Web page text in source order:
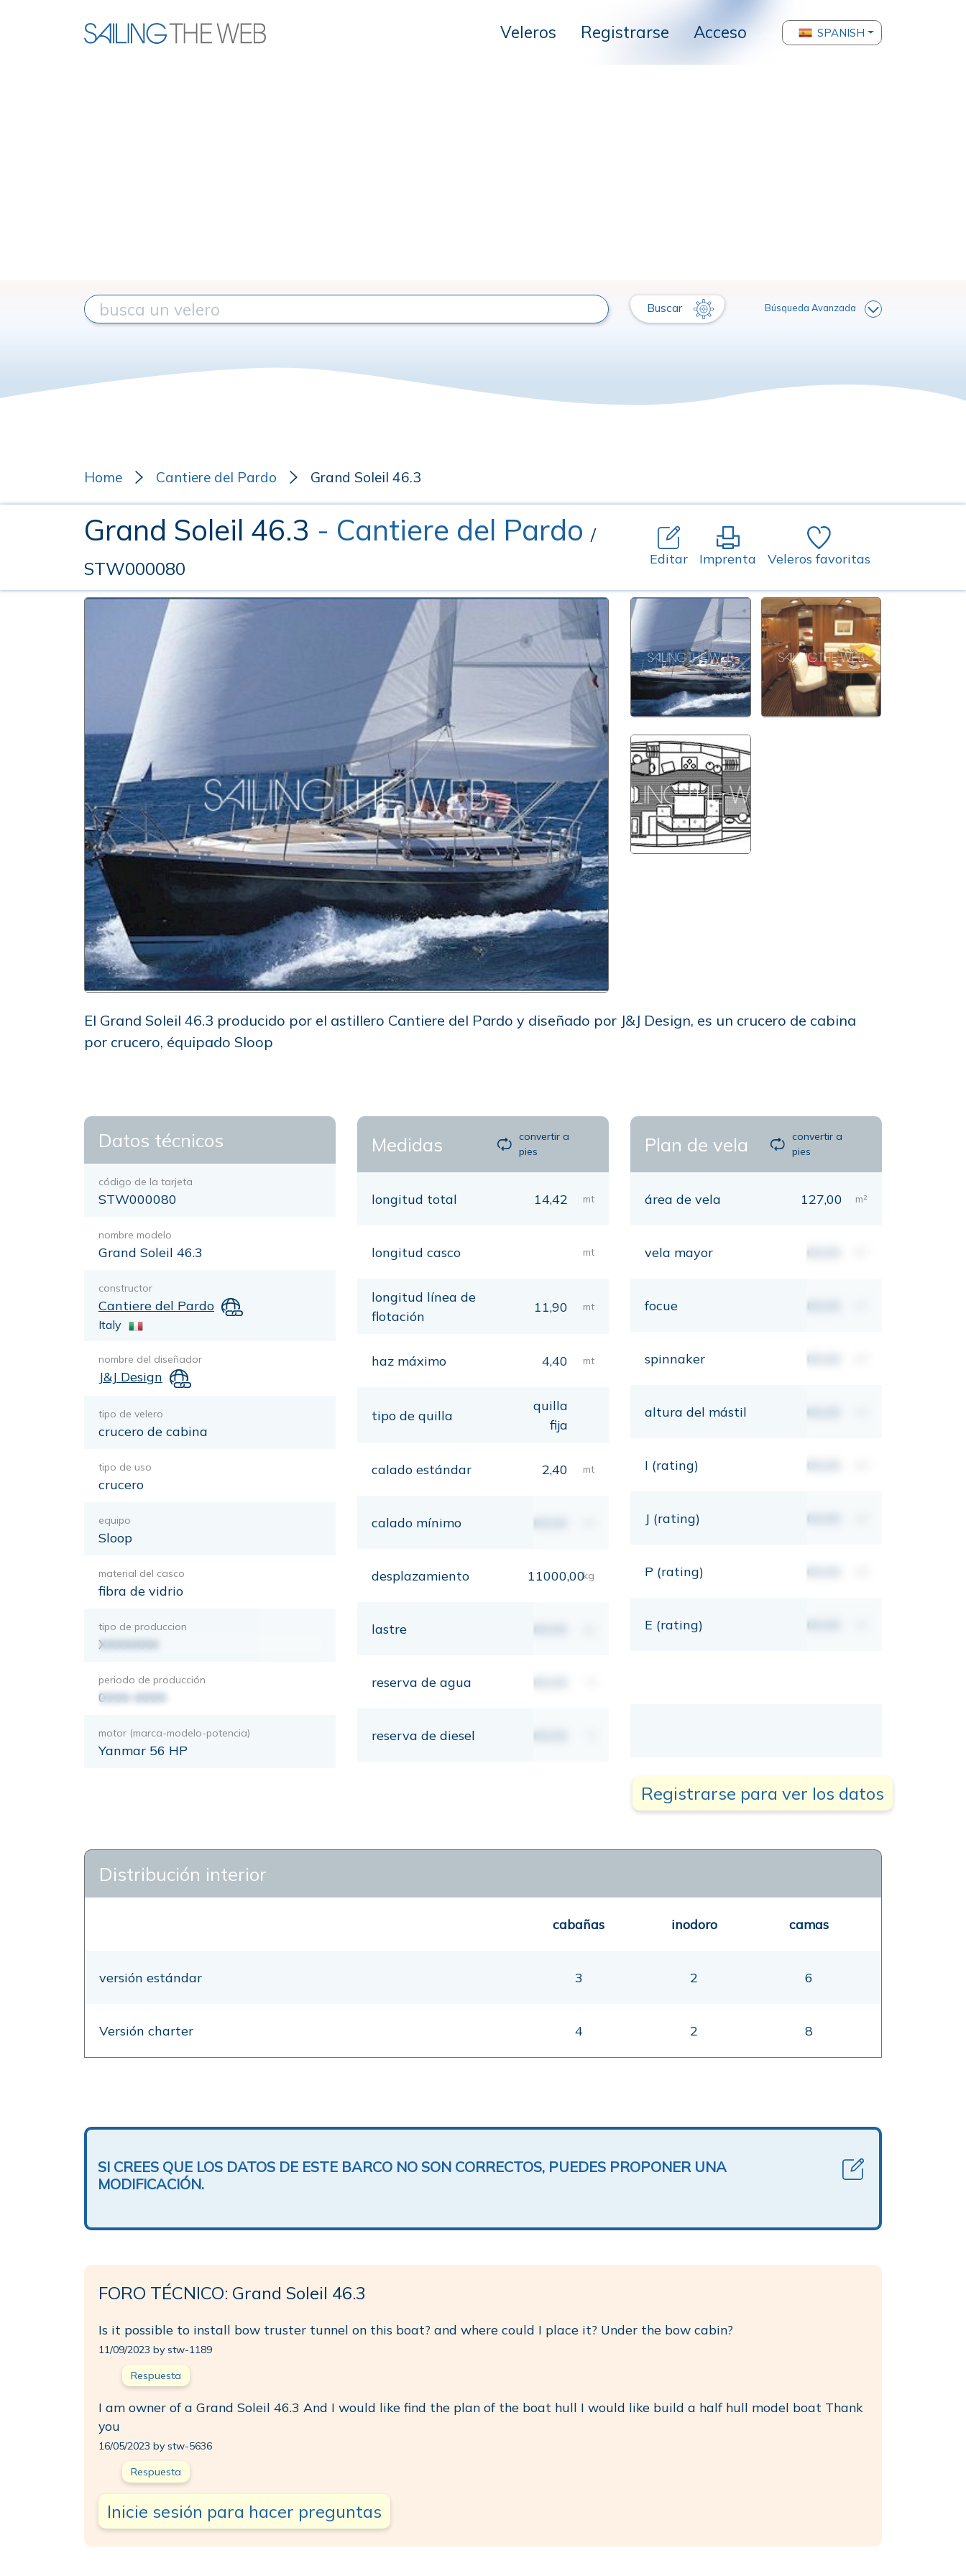
Veleros Registrarse Acceso SPANISH
Buscar Búsqueda Avanzada
Home Cantiere del Pardo Grand Soleil 46.3
Grand Soleil 46.3 - Cantiere del Pardo /
STW000080
Editar Imprenta Veleros favoritas
El Grand Soleil 46.3 producido por el astillero Cantiere del Pardo y diseñado por J&J Design, es un crucero de cabina
por crucero, équipado Sloop
Datos técnicos
código de la tarjeta
STW000080
nombre modelo
Grand Soleil 46.3
constructor
Cantiere del Pardo
Italy
nombre del diseñador
J&J Design
tipo de velero
crucero de cabina
tipo de uso
crucero
equipo
Sloop
material del casco
fibra de vidrio
tipo de produccion
XXXXXXX
periodo de producción
0000-0000
motor (marca-modelo-potencia)
Yanmar 56 HP
Medidas
convertir a
pies
longitud total 14,42 mt
longitud casco mt
longitud línea de
flotación
11,90 mt
haz máximo 4,40 mt
tipo de quilla
quilla
fija
calado estándar 2,40 mt
calado mínimo 00,00
desplazamiento 11000,00kg
lastre 00,00
reserva de agua 00,00
reserva de diesel 00,00
Plan de vela
convertir a
pies
área de vela 127,00 m²
vela mayor 00,00
focue 00,00
spinnaker 00,00
altura del mástil 00,00
I (rating) 00,00
J (rating) 00,00
P (rating) 00,00
E (rating) 00,00
Registrarse para ver los datos
Distribución interior
cabañas inodoro camas
versión estándar 3 2 6
Versión charter 4 2 8
SI CREES QUE LOS DATOS DE ESTE BARCO NO SON CORRECTOS, PUEDES PROPONER UNA
MODIFICACIÓN.
FORO TÉCNICO: Grand Soleil 46.3
Is it possible to install bow truster tunnel on this boat? and where could I place it? Under the bow cabin?
11/09/2023 by stw-1189
Respuesta
I am owner of a Grand Soleil 46.3 And I would like find the plan of the boat hull I would like build a half hull model boat Thank
you
16/05/2023 by stw-5636
Respuesta
Inicie sesión para hacer preguntas